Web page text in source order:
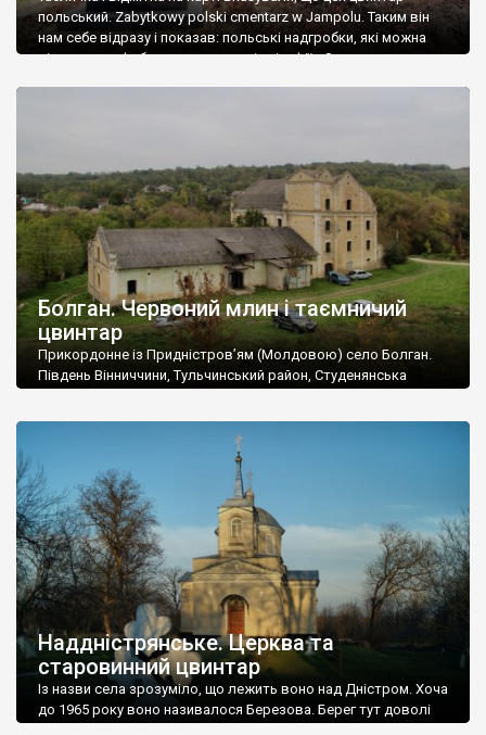
польський. Zabytkowy polski cmentarz w Jampolu. Таким він
нам себе відразу і показав: польські надгробки, які можна
віднести до фабричних, польські епітафії… Загалом цвинтар
Болган. Червоний млин і таємничий
цвинтар
Прикордонне із Придністров’ям (Молдовою) село Болган.
Південь Вінниччини, Тульчинський район, Студенянська
старовинний цвинтар із кам’яними хрестами. Всі епітафії, які
збереглися, написані кирилицею, церковнослов’янською
мовою. За всіма традиційними ознаками – цвинтар
український. Хрести датуються 19 століттям. У 1924-1940
роках Болган […]
Наддністрянське. Церква та
старовинний цвинтар
Із назви села зрозуміло, що лежить воно над Дністром. Хоча
до 1965 року воно називалося Березова. Берег тут доволі